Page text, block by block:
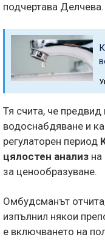
подчертава Делчева.
Тя счита, че
водоснабдяване и
регулаторен период
цялостен анализ
за ценообразуване.
Омбудсманът
изпълнил някои
е включването на